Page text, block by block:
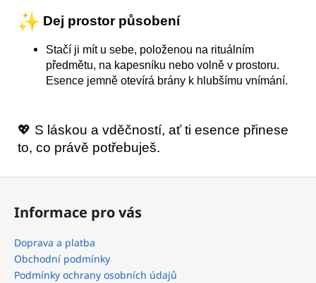
Dej prostor působení
Stačí ji mít u sebe, položenou na rituálním
předmětu, na kapesníku nebo volně v prostoru.
Esence jemně otevírá brány k hlubšímu vnímání.
💖 S láskou a vděčností, ať ti esence přinese
to, co právě potřebuješ.
Informace pro vás
Doprava a platba
Obchodní podmínky
Podmínky ochrany osobních údajů